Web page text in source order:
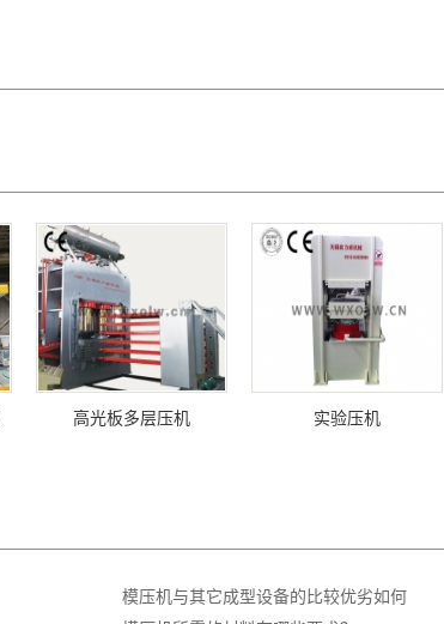
高光板多层压机 实验压机
模压机与其它成型设备的比较优劣如何